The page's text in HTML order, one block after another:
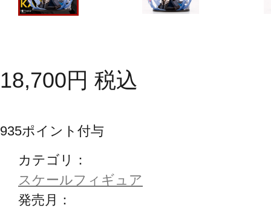
18,700円 税込
935ポイント付与
カテゴリ：
スケールフィギュア
発売月：